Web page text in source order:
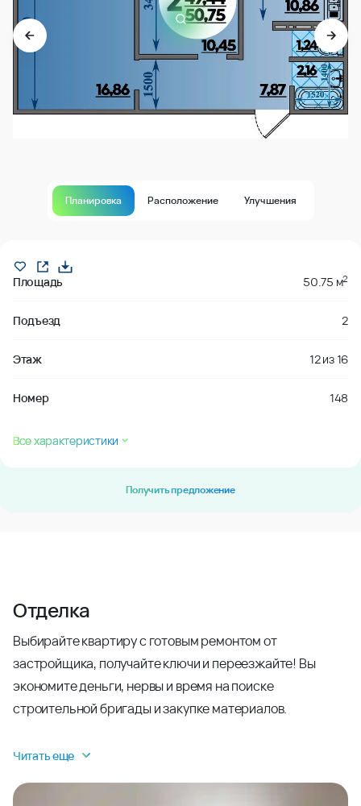
Планировка Расположение Улучшения
Площадь 50.75 м2
Подъезд 2
Этаж 12из16
Номер 148
Все характеристики
Получить предложение
Отделка
Выбирайте квартиру с готовым ремонтом от
застройщика, получайте ключи и переезжайте! Вы
экономите деньги, нервы и время на поиске
строительной бригады и закупке материалов.
Читать еще